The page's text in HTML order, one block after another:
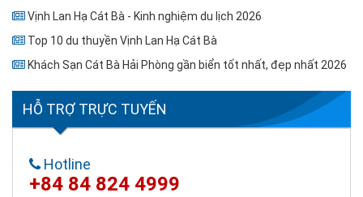
Vịnh Lan Hạ Cát Bà - Kinh nghiệm du lịch 2026
Top 10 du thuyền Vịnh Lan Hạ Cát Bà
Khách Sạn Cát Bà Hải Phòng gần biển tốt nhất, đẹp nhất 2026
HỖ TRỢ TRỰC TUYẾN
Hotline
+84 84 824 4999